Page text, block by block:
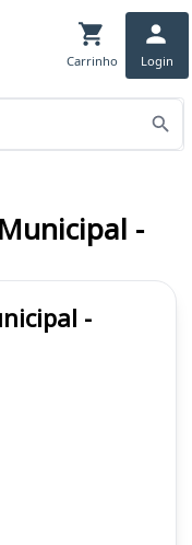
Carrinho Login
-
-